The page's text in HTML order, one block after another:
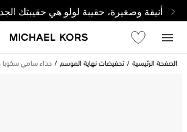
أنيقة وصغيرة، حقيبة لولو هي حقيبتك
الصفحة الرئيسية تحفيضات نهاية الموسم حذاء سامي